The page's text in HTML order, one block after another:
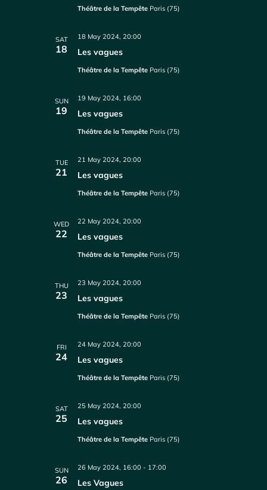
Théâtre de la Tempête Paris (75)
SAT
18 Les vagues
18 May 2024, 20:00
Théâtre de la Tempête Paris (75)
SUN
19 Les vagues
19 May 2024, 16:00
Théâtre de la Tempête Paris (75)
TUE
21 Les vagues
21 May 2024, 20:00
Théâtre de la Tempête Paris (75)
WED
22 Les vagues
22 May 2024, 20:00
Théâtre de la Tempête Paris (75)
THU
23 Les vagues
23 May 2024, 20:00
Théâtre de la Tempête Paris (75)
FRI
24 Les vagues
24 May 2024, 20:00
Théâtre de la Tempête Paris (75)
SAT
25 Les vagues
25 May 2024, 20:00
Théâtre de la Tempête Paris (75)
SUN
26 Les Vagues
26 May 2024, 16:00 - 17:00